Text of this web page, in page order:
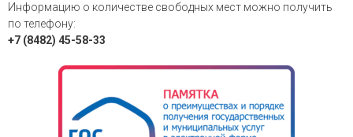
Информацию о количестве свободных мест можно получить
по телефону:
+7 (8482) 45-58-33